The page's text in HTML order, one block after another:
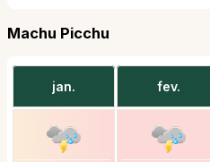
Machu Picchu
jan. fev.